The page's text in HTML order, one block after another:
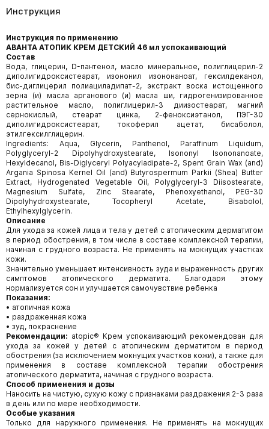
Инструкция
Инструкция по применению
АВАНТА АТОПИК КРЕМ ДЕТСКИЙ 46 мл успокаивающий
Состав
Вода, глицерин, D-пантенол, масло минеральное, полиглицерил-2
диполигидроксистеарат, изононил изононаноат, гексилдеканол,
бис-диглицерил полиациладипат-2, экстракт воска истощенного
зерна (и) масла арганового (и) масла ши, гидрогенизированное
растительное масло, полиглицерил-3 диизостеарат, магний
сернокислый, стеарат цинка, 2-феноксиэтанол, ПЭГ-30
диполигидроксистеарат, токоферил ацетат, бисаболол,
этилгексилглицерин.
Ingredients: Aqua, Glycerin, Panthenol, Paraffinum Liquidum,
Polyglyceryl-2 Dipolyhydroxystearate, Isononyl Isononanoate,
Hexyldecanol, Bis-Diglyceryl Polyacyladipate-2, Spent Grain Wax (and)
Argania Spinosa Kernel Oil (and) Butyrospermum Parkii (Shea) Butter
Extract, Hydrogenated Vegetable Oil, Polyglyceryl-3 Diisostearate,
Magnesium Sulfate, Zinc Stearate, Phenoxyethanol, PEG-30
Dipolyhydroxystearate, Tocopheryl Acetate, Bisabolol,
Ethylhexylglycerin.
Описание
Для ухода за кожей лица и тела у детей с атопическим дерматитом
в период обострения, в том числе в составе комплексной терапии,
начиная с грудного возраста. Не применять на мокнущих участках
кожи.
Значительно уменьшает интенсивность зуда и выраженность других
симптомов атопического дерматита. Благодаря этому
нормализуется сон и улучшается самочувствие ребенка
Показания:
• атопичная кожа
• раздраженная кожа
• зуд, покраснение
Рекомендации: atopic® Крем успокаивающий рекомендован для
ухода за кожей у детей с атопическим дерматитом в период
обострения (за исключением мокнущих участков кожи), а также для
применения в составе комплексной терапии обострения
атопического дерматита, начиная с грудного возраста.
Способ применения и дозы
Наносить на чистую, сухую кожу с признаками раздражения 2-3 раза
в день или по мере необходимости.
Особые указания
Только для наружного применения. Не применять на мокнущих